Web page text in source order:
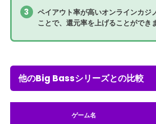
ペイアウト率が高いオンラインカジ
ことで、還元率を上げることができ
他のBig Bassシリーズとの比較
ゲーム名